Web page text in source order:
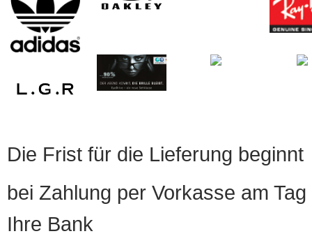
Die Frist für die Lieferung beginnt
bei Zahlung per Vorkasse am
Ihre Bank